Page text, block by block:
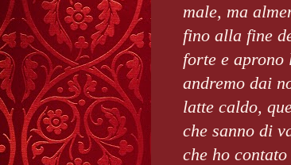
male, ma
fino alla fine
forte e
andremo dai
latte caldo,
che sanno di
che ho